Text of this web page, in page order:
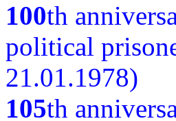
100th
political
21.01.1978)
105th